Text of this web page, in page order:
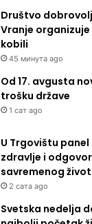
Društvo
Vranje organizuje
kobili
45 минута ago
Od 17. avgusta
trošku države
1 сат ago
U Trgovištu
zdravlje i
savremenog
2 сата ago
Svetska nedelja